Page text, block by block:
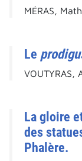
MÉRAS,
Le
VOUTYRAS,
La gloire
des
Phalère.